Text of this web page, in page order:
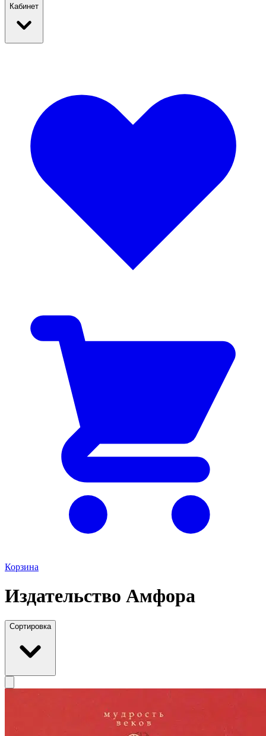
Кабинет
Корзина
Издательство Амфора
Сортировка